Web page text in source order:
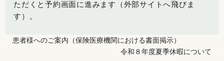
ただくと予約画面に進みます（外部サイトへ飛びま
す）。
患者様へのご案内（保険医療機関における書面掲示）
令和８年度夏季休暇について